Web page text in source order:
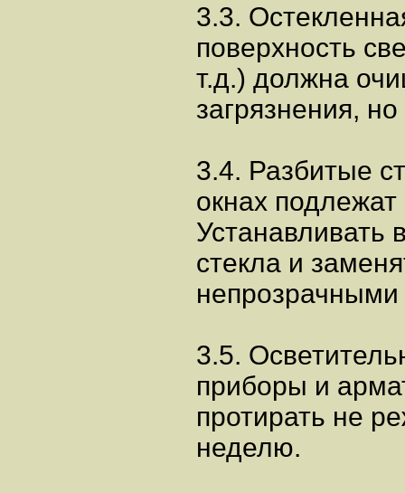
3.3.
поверхность
т.д.) должна
загрязнения,
3.4. Разбитые
окнах
Устанавливать
стекла и
3.5.
приборы и
протирать не
неделю.